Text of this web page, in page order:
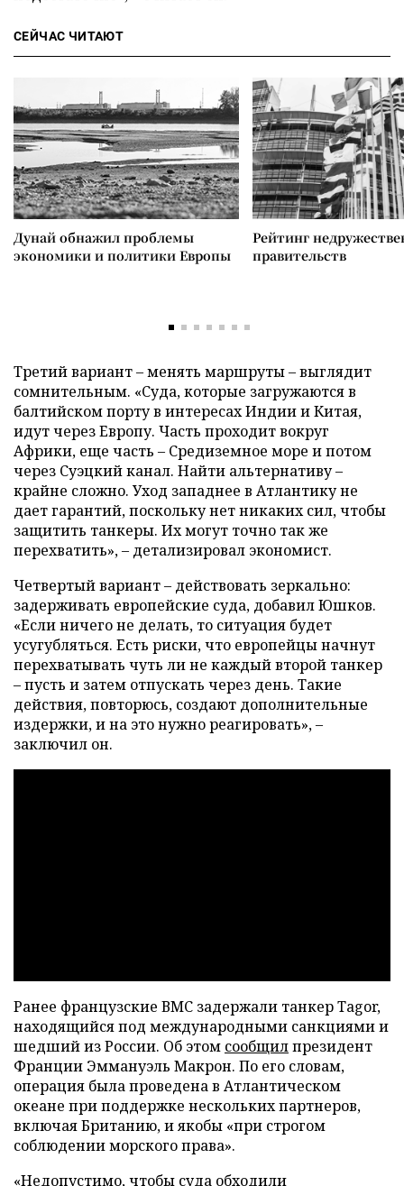
СЕЙЧАС ЧИТАЮТ
Дунай обнажил проблемы
экономики и политики Европы
Рейтинг
правительств
Третий вариант – менять маршруты – выглядит
сомнительным. «Суда, которые загружаются в
балтийском порту в интересах Индии и Китая,
идут через Европу. Часть проходит вокруг
Африки, еще часть – Средиземное море и потом
через Суэцкий канал. Найти альтернативу –
крайне сложно. Уход западнее в Атлантику не
дает гарантий, поскольку нет никаких сил, чтобы
защитить танкеры. Их могут точно так же
перехватить», – детализировал экономист.
Четвертый вариант – действовать зеркально:
задерживать европейские суда, добавил Юшков.
«Если ничего не делать, то ситуация будет
усугубляться. Есть риски, что европейцы начнут
перехватывать чуть ли не каждый второй танкер
– пусть и затем отпускать через день. Такие
действия, повторюсь, создают дополнительные
издержки, и на это нужно реагировать», –
заключил он.
Ранее французские ВМС задержали танкер Tagor,
находящийся под международными санкциями и
шедший из России. Об этом сообщилпрезидент
Франции Эммануэль Макрон. По его словам,
операция была проведена в Атлантическом
океане при поддержке нескольких партнеров,
включая Британию, и якобы «при строгом
соблюдении морского права».
«Недопустимо, чтобы суда обходили